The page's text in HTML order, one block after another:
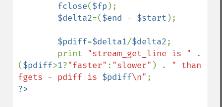
fclose($fp );
$delta2=($end - $start );
$pdiff=$delta1/$delta2;
        print
"stream_get_line is "
.
($pdiff>1?"faster" : "slower" ) . " than
fgets - pdiff is $pdiff\n"